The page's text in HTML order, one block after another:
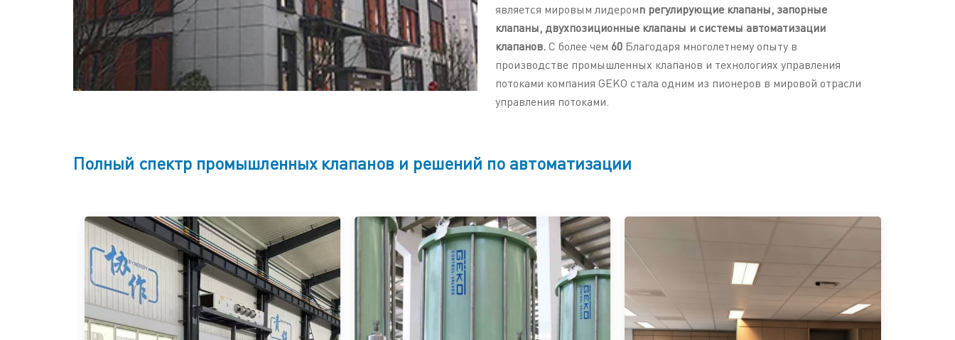
является мировым лидеромn регулирующие клапаны, запорные
клапаны, двухпозиционные клапаны и системы автоматизации
клапанов.С более чем 60 Благодаря многолетнему опыту в
производстве промышленных клапанов и технологиях управления
потоками компания GEKO стала одним из пионеров в мировой отрасли
управления потоками.
Полный спектр промышленных клапанов и решений по автоматизации